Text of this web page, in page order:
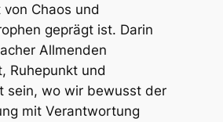
Chaos und
geprägt ist. Darin
Allmenden
Ruhepunkt und
sein, wo wir bewusst der
mit Verantwortung